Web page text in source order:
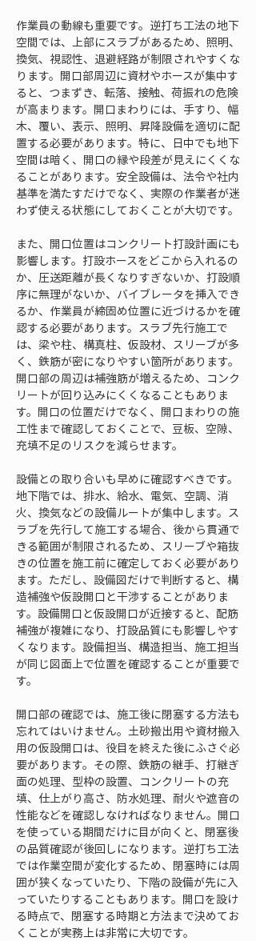
作業員の動線も重要です。逆打ち工法の地下
空間では、上部にスラブがあるため、照明、
換気、視認性、退避経路が制限されやすくな
ります。開口部周辺に資材やホースが集中す
ると、つまずき、転落、接触、荷振れの危険
が高まります。開口まわりには、手すり、幅
木、覆い、表示、照明、昇降設備を適切に配
置する必要があります。特に、日中でも地下
空間は暗く、開口の縁や段差が見えにくくな
ることがあります。安全設備は、法令や社内
基準を満たすだけでなく、実際の作業者が迷
わず使える状態にしておくことが大切です。
また、開口位置はコンクリート打設計画にも
影響します。打設ホースをどこから入れるの
か、圧送距離が長くなりすぎないか、打設順
序に無理がないか、バイブレータを挿入でき
るか、作業員が締固め位置に近づけるかを確
認する必要があります。スラブ先行施工で
は、梁や柱、構真柱、仮設材、スリーブが多
く、鉄筋が密になりやすい箇所があります。
開口部の周辺は補強筋が増えるため、コンク
リートが回り込みにくくなることもありま
す。開口の位置だけでなく、開口まわりの施
工性まで確認しておくことで、豆板、空隙、
充填不足のリスクを減らせます。
設備との取り合いも早めに確認すべきです。
地下階では、排水、給水、電気、空調、消
火、換気などの設備ルートが集中します。ス
ラブを先行して施工する場合、後から貫通で
きる範囲が制限されるため、スリーブや箱抜
きの位置を施工前に確定しておく必要があり
ます。ただし、設備図だけで判断すると、構
造補強や仮設開口と干渉することがありま
す。設備開口と仮設開口が近接すると、配筋
補強が複雑になり、打設品質にも影響しやす
くなります。設備担当、構造担当、施工担当
が同じ図面上で位置を確認することが重要で
す。
開口部の確認では、施工後に閉塞する方法も
忘れてはいけません。土砂搬出用や資材搬入
用の仮設開口は、役目を終えた後にふさぐ必
要があります。その際、鉄筋の継手、打継ぎ
面の処理、型枠の設置、コンクリートの充
填、仕上がり高さ、防水処理、耐火や遮音の
性能などを確認しなければなりません。開口
を使っている期間だけに目が向くと、閉塞後
の品質確認が後回しになります。逆打ち工法
では作業空間が変化するため、閉塞時には周
囲が狭くなっていたり、下階の設備が先に入
っていたりすることもあります。開口を設け
る時点で、閉塞する時期と方法まで決めてお
くことが実務上は非常に大切です。